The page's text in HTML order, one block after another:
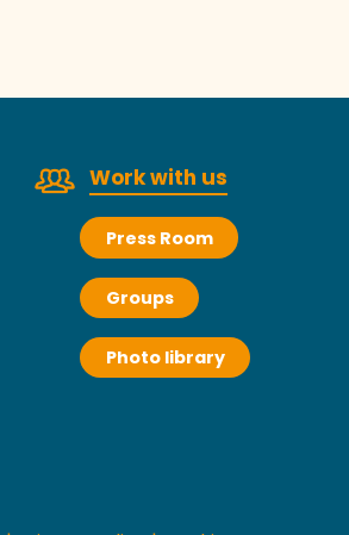
Work with us
Press Room
Groups
Photo library